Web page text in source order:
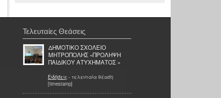
Τελευταίες Θεάσεις
ΔΗΜΟΤΙΚΟ ΣΧΟΛΕΙΟ
ΜΗΤΡΟΠΟΛΗΣ «ΠΡΟΛΗΨΗ
ΠΑΙΔΙΚΟΥ ΑΤΥΧΗΜΑΤΟΣ »
Ειδήσεις - τελευταία θέαση
[timestamp]